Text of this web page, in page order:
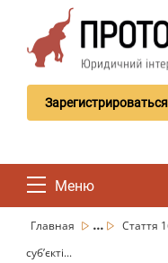
Зарегистрироваться
Меню
Главная ...
Стаття
суб’єкті...